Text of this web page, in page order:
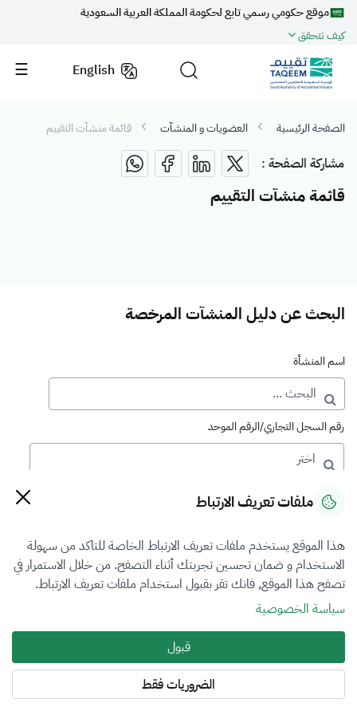
موقع حكومي رسمي تابع لحكومة المملكة العربية السعودية
كيف تتحقق
English
الصفحة الرئيسية العضويات و المنشآت قائمة منشآت التقييم
مشاركة الصفحة :
قائمة منشآت التقييم
البحث عن دليل المنشآت المرخصة
اسم المنشأة
رقم السجل التجاري/الرقم الموحد
رقم الترخيص
التصنيف
VFR1
فرع التقييم
ملفات تعريف الارتباط
هذا الموقع يستخدم ملفات تعريف الارتباط الخاصة للتاكد من سهولة
الاستخدام و ضمان تحسين تجربتك أثناء التصفح. من خلال الاستمرار في
تصفح هذا الموقع, فانك تقر بقبول استخدام ملفات تعريف الارتباط.
سياسة الخصوصية
قبول
الضروريات فقط